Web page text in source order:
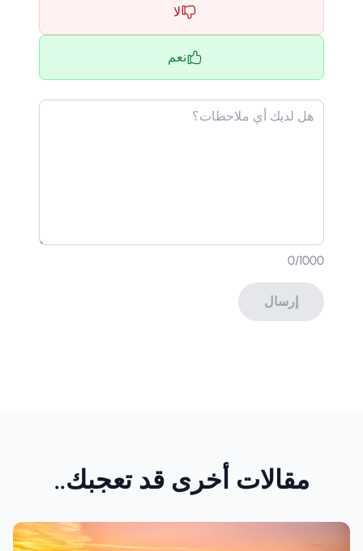
لا
نعم
0/1000
إرسال
مقالات أخرى قد تعجبك..